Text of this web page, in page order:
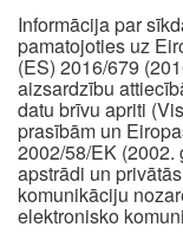
Informācija par
pamatojoties uz
(ES) 2016/679
aizsardzību
datu brīvu apriti
prasībām un
2002/58/EK (2002.
apstrādi un
komunikāciju
elektronisko